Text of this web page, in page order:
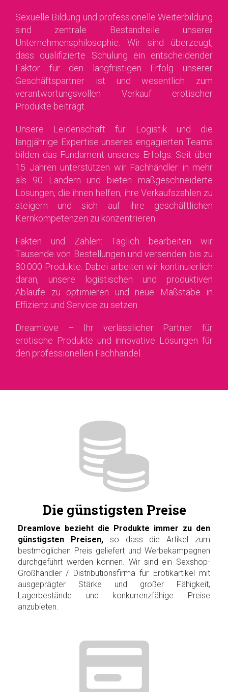
Sexuelle Bildung und professionelle Weiterbildung
sind zentrale Bestandteile unserer
Unternehmensphilosophie. Wir sind überzeugt,
dass qualifizierte Schulung ein entscheidender
Faktor für den langfristigen Erfolg unserer
Geschäftspartner ist und wesentlich zum
verantwortungsvollen Verkauf erotischer
Produkte beiträgt.
Unsere Leidenschaft für Logistik und die
langjährige Expertise unseres engagierten Teams
bilden das Fundament unseres Erfolgs. Seit über
15 Jahren unterstützen wir Fachhändler in mehr
als 90 Ländern und bieten maßgeschneiderte
Lösungen, die ihnen helfen, ihre Verkaufszahlen zu
steigern und sich auf ihre geschäftlichen
Kernkompetenzen zu konzentrieren.
Fakten und Zahlen: Täglich bearbeiten wir
Tausende von Bestellungen und versenden bis zu
80.000 Produkte. Dabei arbeiten wir kontinuierlich
daran, unsere logistischen und produktiven
Abläufe zu optimieren und neue Maßstäbe in
Effizienz und Service zu setzen.
Dreamlove – Ihr verlässlicher Partner für
erotische Produkte und innovative Lösungen für
den professionellen Fachhandel.
Die günstigsten Preise
Dreamlove bezieht die Produkte immer zu den
günstigsten Preisen, so dass die Artikel zum
bestmöglichen Preis geliefert und Werbekampagnen
durchgeführt werden können. Wir sind ein Sexshop-
Großhändler / Distributionsfirma für Erotikartikel mit
ausgeprägter Stärke und großer Fähigkeit,
Lagerbestände und konkurrenzfähige Preise
anzubieten.